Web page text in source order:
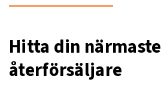
Hitta din närmaste
återförsäljare